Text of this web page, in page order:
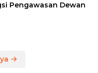
Pengawasan Dewan